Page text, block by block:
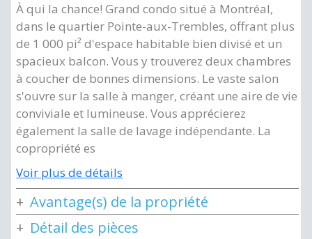
À qui la chance! Grand condo situé à Montréal,
dans le quartier Pointe-aux-Trembles, offrant plus
de 1 000 pi² d'espace habitable bien divisé et un
spacieux balcon. Vous y trouverez deux chambres
à coucher de bonnes dimensions. Le vaste salon
s'ouvre sur la salle à manger, créant une aire de vie
conviviale et lumineuse. Vous apprécierez
également la salle de lavage indépendante. La
copropriété es
Voir plus de détails
Avantage(s) de la propriété
Détail des pièces